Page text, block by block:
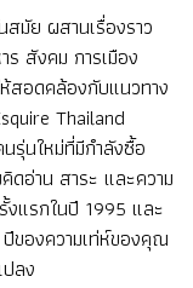
มัย ผสานเรื่องราว
สังคม การเมือง
สอดคล้องกับแนวทาง
Thailand
นใหม่ที่มีกำลังซื้อ
ดอ่าน สาระ และความ
งแรกในปี 1995 และ
ของความเท่ห์ของคุณ
ลง